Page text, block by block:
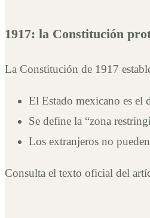
1917: la Constitución
La Constitución de 1917
El Estado mexicano es el
Se define la “zona
Los extranjeros no
Consulta el texto oficial del